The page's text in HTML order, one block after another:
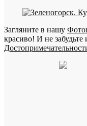
Загляните в нашу
красиво! И не забудьте